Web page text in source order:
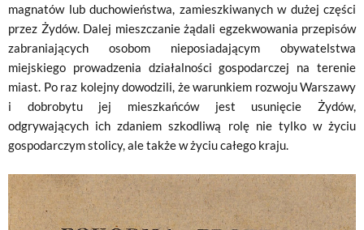
magnatów lub duchowieństwa, zamieszkiwanych w dużej części
przez Żydów. Dalej mieszczanie żądali egzekwowania przepisów
zabraniających osobom nieposiadającym obywatelstwa
miejskiego prowadzenia działalności gospodarczej na terenie
miast. Po raz kolejny dowodzili, że warunkiem rozwoju Warszawy
i dobrobytu jej mieszkańców jest usunięcie Żydów,
odgrywających ich zdaniem szkodliwą rolę nie tylko w życiu
gospodarczym stolicy, ale także w życiu całego kraju.